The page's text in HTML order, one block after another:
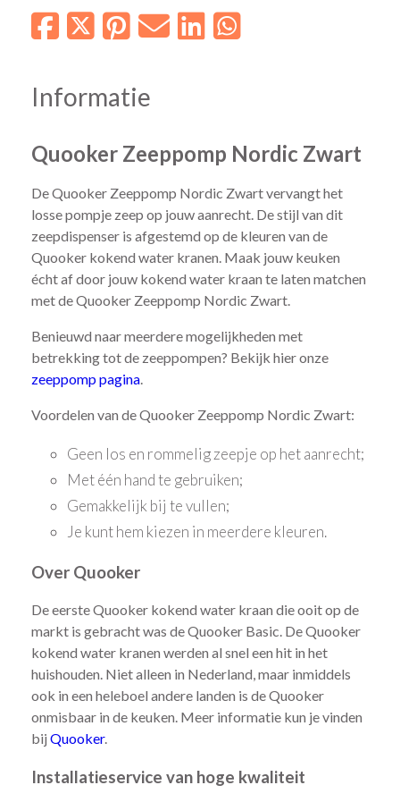
Informatie
Quooker Zeeppomp Nordic Zwart
De Quooker Zeeppomp Nordic Zwart vervangt het
losse pompje zeep op jouw aanrecht. De stijl van dit
zeepdispenser is afgestemd op de kleuren van de
Quooker kokend water kranen. Maak jouw keuken
écht af door jouw kokend water kraan te laten matchen
met de Quooker Zeeppomp Nordic Zwart.
Benieuwd naar meerdere mogelijkheden met
betrekking tot de zeeppompen? Bekijk hier onze
zeeppomp pagina.
Voordelen van de Quooker Zeeppomp Nordic Zwart:
Geen los en rommelig zeepje op het aanrecht;
Met één hand te gebruiken;
Gemakkelijk bij te vullen;
Je kunt hem kiezen in meerdere kleuren.
Over Quooker
De eerste Quooker kokend water kraan die ooit op de
markt is gebracht was de Quooker Basic. De Quooker
kokend water kranen werden al snel een hit in het
huishouden. Niet alleen in Nederland, maar inmiddels
ook in een heleboel andere landen is de Quooker
onmisbaar in de keuken. Meer informatie kun je vinden
bijQuooker.
Installatieservice van hoge kwaliteit